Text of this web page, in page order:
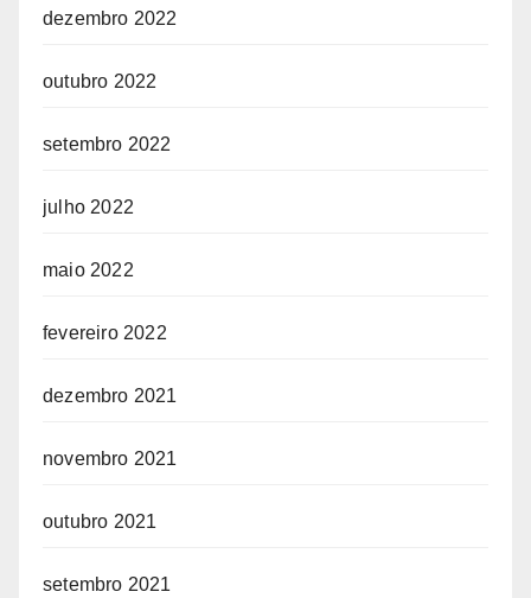
dezembro 2022
outubro 2022
setembro 2022
julho 2022
maio 2022
fevereiro 2022
dezembro 2021
novembro 2021
outubro 2021
setembro 2021